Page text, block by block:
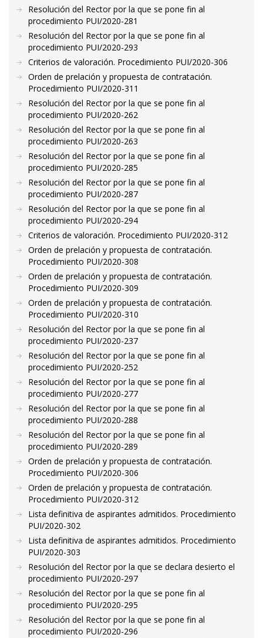
Resolución del Rector por la que se pone fin al
procedimiento PUI/2020-281
Resolución del Rector por la que se pone fin al
procedimiento PUI/2020-293
Criterios de valoración. Procedimiento PUI/2020-306
Orden de prelación y propuesta de contratación.
Procedimiento PUI/2020-311
Resolución del Rector por la que se pone fin al
procedimiento PUI/2020-262
Resolución del Rector por la que se pone fin al
procedimiento PUI/2020-263
Resolución del Rector por la que se pone fin al
procedimiento PUI/2020-285
Resolución del Rector por la que se pone fin al
procedimiento PUI/2020-287
Resolución del Rector por la que se pone fin al
procedimiento PUI/2020-294
Criterios de valoración. Procedimiento PUI/2020-312
Orden de prelación y propuesta de contratación.
Procedimiento PUI/2020-308
Orden de prelación y propuesta de contratación.
Procedimiento PUI/2020-309
Orden de prelación y propuesta de contratación.
Procedimiento PUI/2020-310
Resolución del Rector por la que se pone fin al
procedimiento PUI/2020-237
Resolución del Rector por la que se pone fin al
procedimiento PUI/2020-252
Resolución del Rector por la que se pone fin al
procedimiento PUI/2020-277
Resolución del Rector por la que se pone fin al
procedimiento PUI/2020-288
Resolución del Rector por la que se pone fin al
procedimiento PUI/2020-289
Orden de prelación y propuesta de contratación.
Procedimiento PUI/2020-306
Orden de prelación y propuesta de contratación.
Procedimiento PUI/2020-312
Lista definitiva de aspirantes admitidos. Procedimiento
PUI/2020-302
Lista definitiva de aspirantes admitidos. Procedimiento
PUI/2020-303
Resolución del Rector por la que se declara desierto el
procedimiento PUI/2020-297
Resolución del Rector por la que se pone fin al
procedimiento PUI/2020-295
Resolución del Rector por la que se pone fin al
procedimiento PUI/2020-296